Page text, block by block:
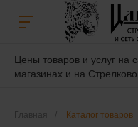
Цены товаров и услуг на
магазинах и на
Главная Каталог товаров